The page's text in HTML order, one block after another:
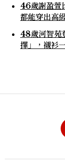
46歲謝盈萱
都能穿出高
48歲河智苑
擇」，襯衫